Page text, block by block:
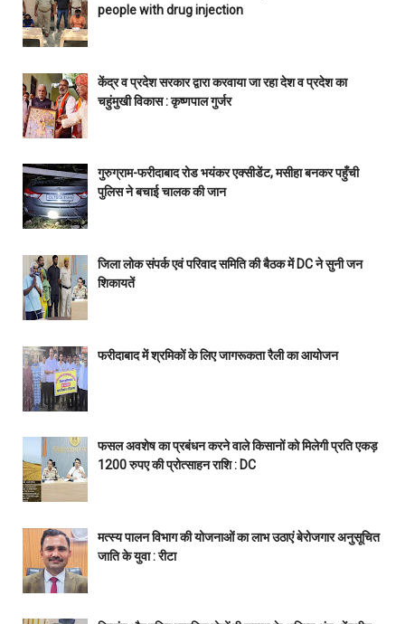
people with drug injection
केंद्र व प्रदेश सरकार द्वारा करवाया जा रहा देश व प्रदेश का
चहुंमुखी विकास : कृष्णपाल गुर्जर
गुरुग्राम-फरीदाबाद रोड भयंकर एक्सीडेंट, मसीहा बनकर पहुँची
पुलिस ने बचाई चालक की जान
जिला लोक संपर्क एवं परिवाद समिति की बैठक में DC ने सुनी जन
शिकायतें
फरीदाबाद में श्रमिकों के लिए जागरूकता रैली का आयोजन
फसल अवशेष का प्रबंधन करने वाले किसानों को मिलेगी प्रति एकड़
1200 रुपए की प्रोत्साहन राशि : DC
मत्स्य पालन विभाग की योजनाओं का लाभ उठाएं बेरोजगार अनुसूचित
जाति के युवा : रीटा